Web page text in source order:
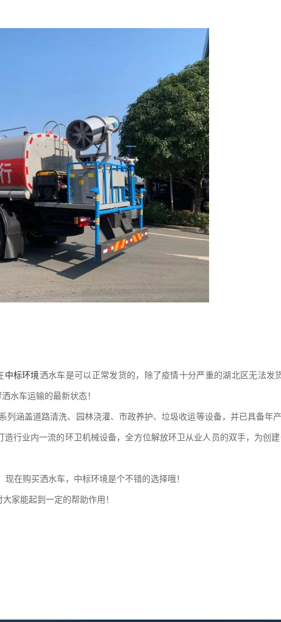
中标环境洒水车是可以正常发货的，除了疫情十分严重的湖北区无法发
水车运输的最新状态！
涵盖道路清洗、园林浇灌、市政养护、垃圾收运等设备，并已具备年
行业内一流的环卫机械设备，全方位解放环卫从业人员的双手，为创
在购买洒水车，中标环境是个不错的选择哦！
家能起到一定的帮助作用！